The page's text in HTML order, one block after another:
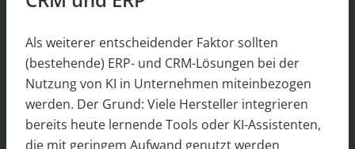
Als weiterer entscheidender Faktor sollten
(bestehende) ERP- und CRM-Lösungen bei der
Nutzung von KI in Unternehmen miteinbezogen
werden. Der Grund: Viele Hersteller integrieren
bereits heute lernende Tools oder KI-Assistenten,
die mit geringem Aufwand genutzt werden